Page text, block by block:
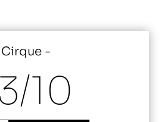
Cirque
10